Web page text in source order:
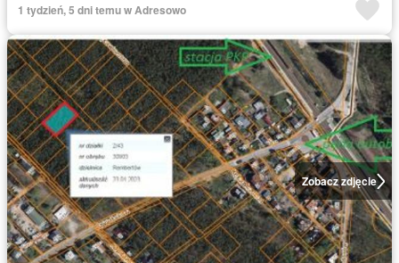
1 tydzień, 5 dni temu w Adresowo
Zobacz zdjęcie